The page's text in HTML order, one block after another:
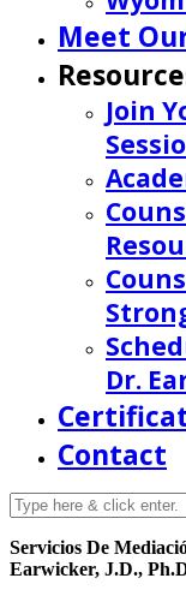
Meet
Join
Dr.
Contact
Servicios De
Earwicker, J.D.,